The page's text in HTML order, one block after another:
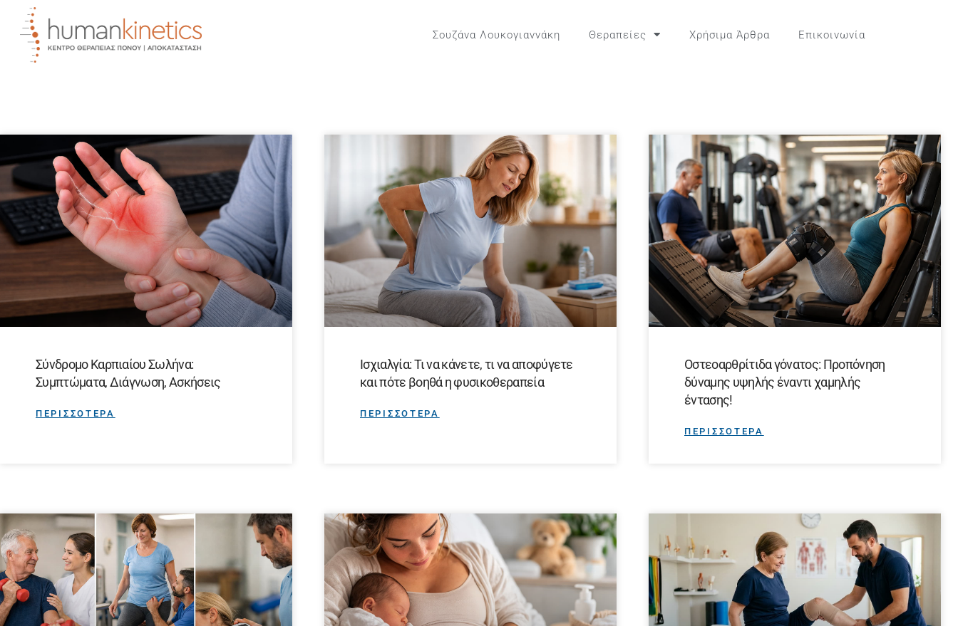
Σουζάνα Λουκογιαννάκη Θεραπείες Χρήσιμα Άρθρα Επικοινωνία
Σύνδρομο Καρπιαίου Σωλήνα:
Συμπτώματα, Διάγνωση, Ασκήσεις
ΠΕΡΙΣΣΟΤΕΡΑ
Ισχιαλγία: Τι να κάνετε, τι να αποφύγετε
και πότε βοηθά η φυσικοθεραπεία
ΠΕΡΙΣΣΟΤΕΡΑ
Οστεοαρθρίτιδα γόνατος: Προπόνηση
δύναμης υψηλής έναντι χαμηλής
έντασης!
ΠΕΡΙΣΣΟΤΕΡΑ